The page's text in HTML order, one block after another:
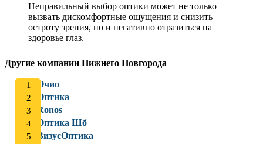
Неправильный выбор оптики может не только
вызвать дискомфортные ощущения и снизить
остроту зрения, но и негативно отразиться на
здоровье глаз.
Другие компании Нижнего Новгорода
Очио
Оптика
Ronos
Оптика Шб
ВизусОптика